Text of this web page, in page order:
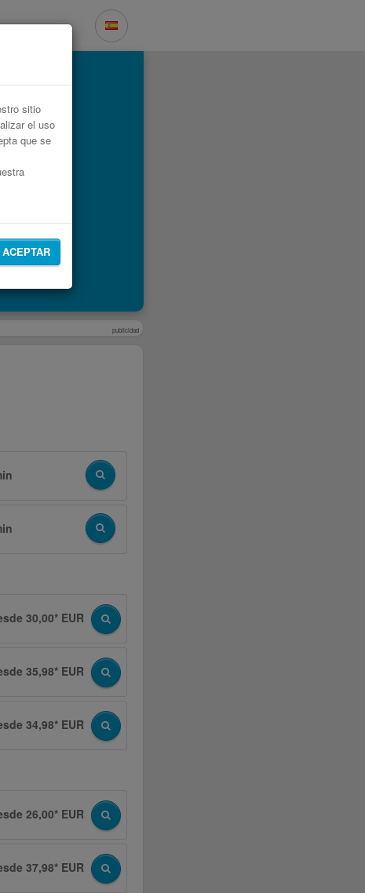
sitio
el uso
que se
ACEPTAR
publicidad
30,00* EUR
35,98* EUR
34,98* EUR
26,00* EUR
37,98* EUR